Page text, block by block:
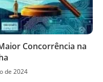
Concorrência na
de 2024